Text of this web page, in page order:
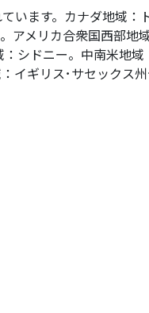
います。カナダ地域：
アメリカ合衆国西部地
シドニー。中南米地
イギリス･サセックス州